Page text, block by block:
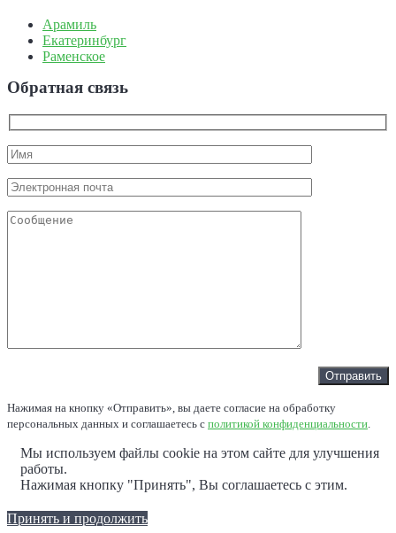
Арамиль
Екатеринбург
Раменское
Обратная связь
Нажимая на кнопку «Отправить», вы даете согласие на обработку
персональных данных и соглашаетесь c политикой конфиденциальности.
Мы используем файлы cookie на этом сайте для улучшения
работы.
Нажимая кнопку "Принять", Вы соглашаетесь с этим.
Принять и продолжить